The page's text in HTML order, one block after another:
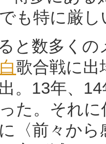
も特に厳
と数多く
歌合戦に出
。13年、
た。それ
に〈前々か